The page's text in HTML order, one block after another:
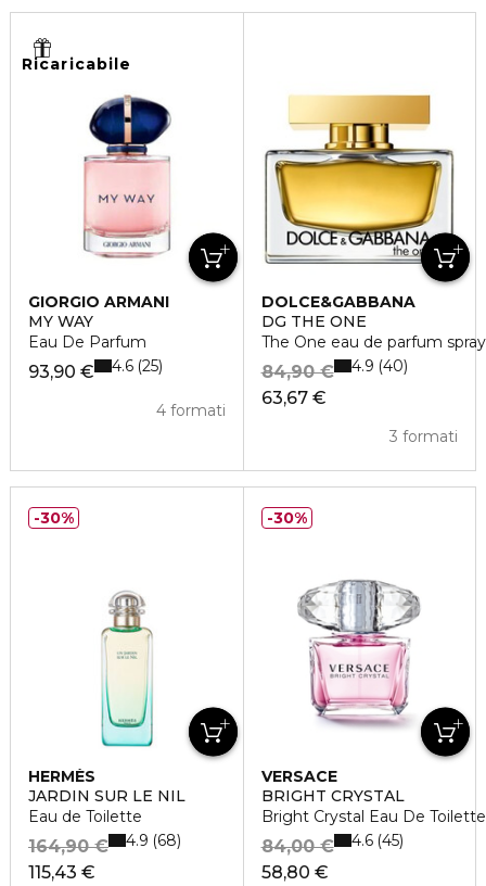
Ricaricabile
GIORGIO ARMANI
MY WAY
Eau De Parfum
93,90 €
4 formati
4.6 25
DOLCE&GABBANA
DG THE ONE
The One eau de parfum spray
63,67 €
84,90 €
3 formati
4.9 40
HERMÈS
JARDIN SUR LE NIL
Eau de Toilette
115,43 €
164,90 € 4.9 68
30%
VERSACE
BRIGHT CRYSTAL
Bright Crystal Eau De
58,80 €
84,00 € 4.6 45
30%